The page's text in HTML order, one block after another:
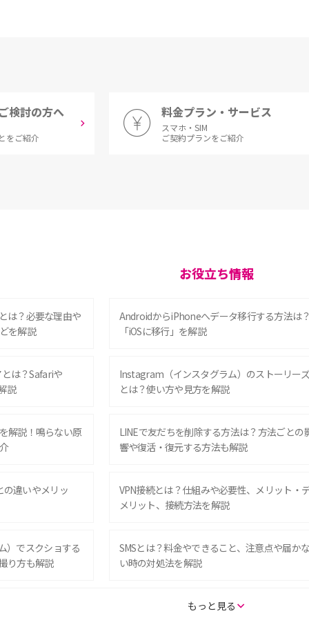
検討の方へ
をご紹介
料金プラン・サービス
スマホ・SIM
ご契約プランをご紹介
お役立ち情報
は？必要な理由や
を解説
AndroidからiPhoneへデータ移行する方法は
「iOSに移行」を解説
は？Safariや
説
Instagram（インスタグラム）のストーリーズ
とは？使い方や見方を解説
解説！鳴らない原
LINEで友だちを削除する方法は？方法ごとの
響や復活・復元する方法も解説
の違いやメリッ
VPN接続とは？仕組みや必要性、メリット・
メリット、接続方法を解説
）でスクショする
り方も解説
SMSとは？料金やできること、注意点や届か
い時の対処法を解説
iPhone 16eとiPhone 14を徹底比較！スペッ
もっと見る